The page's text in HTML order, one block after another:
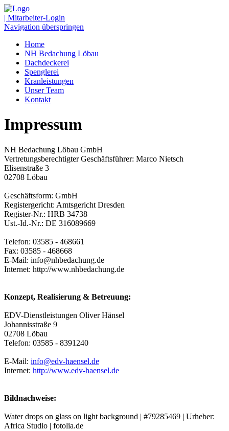
| Mitarbeiter-Login
Navigation überspringen
Home
NH Bedachung Löbau
Dachdeckerei
Spenglerei
Kranleistungen
Unser Team
Kontakt
Impressum
NH Bedachung Löbau GmbH
Vertretungsberechtigter Geschäftsführer: Marco Nietsch
Elisenstraße 3
02708 Löbau
Geschäftsform: GmbH
Registergericht: Amtsgericht Dresden
Register-Nr.: HRB 34738
Ust.-Id.-Nr.: DE 316089669
Telefon: 03585 - 468661
Fax: 03585 - 468668
E-Mail: info@nhbedachung.de
Internet: http://www.nhbedachung.de
Konzept, Realisierung & Betreuung:
EDV-Dienstleistungen Oliver Hänsel
Johannisstraße 9
02708 Löbau
Telefon: 03585 - 8391240
E-Mail: info@edv-haensel.de
Internet: http://www.edv-haensel.de
Bildnachweise:
Water drops on glass on light background | #79285469 | Urheber:
Africa Studio | fotolia.de